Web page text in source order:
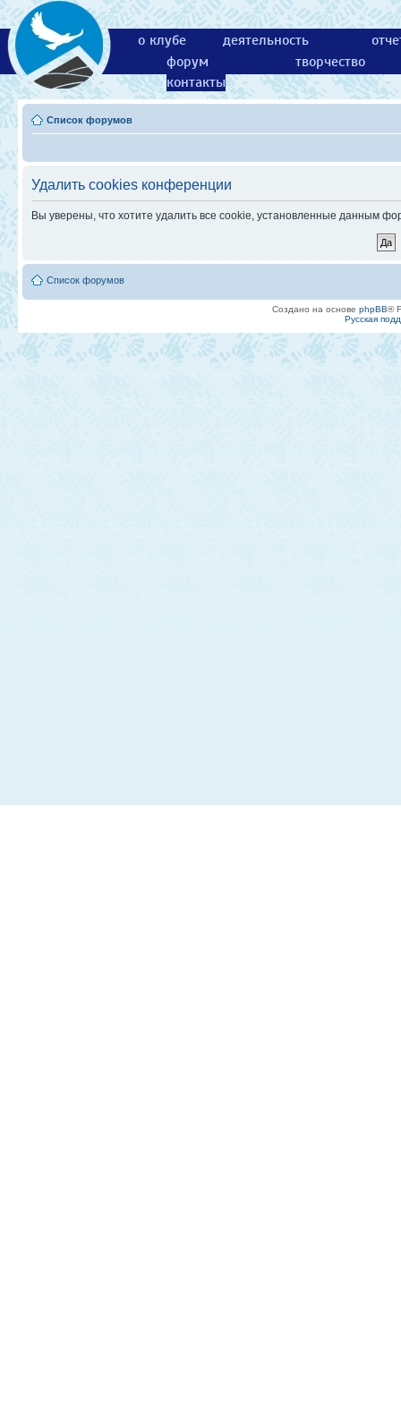
о клубе деятельность
форум
творчество
контакты
Список форумов
Удалить cookies конференции
Вы уверены, что хотите удалить все cookie, установленные данным
Список форумов
Создано на основе phpBB®
Русская